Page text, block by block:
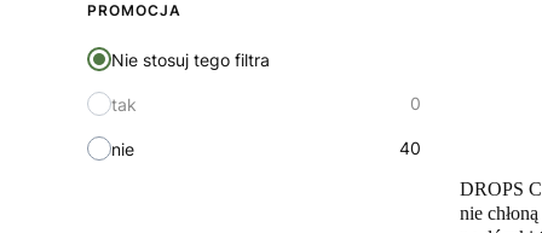
PROMOCJA
Nie stosuj tego filtra
tak 0
nie 40
DROPS
nie